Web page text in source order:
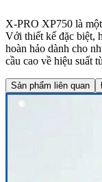
X-PRO XP750 là
Với thiết kế đặc biệt,
hoàn hảo dành cho
cầu cao về hiệu suất
Sản phẩm liên quan